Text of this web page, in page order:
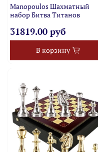
Manopoulos Шахматный
набор Битва Титанов
31819.00 руб
В корзину